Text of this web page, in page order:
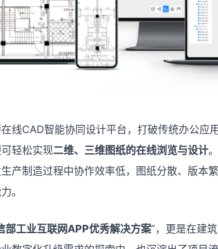
线CAD智能协同设计平台，打破传统办公应用
轻松实现二维、三维图纸的在线浏览与设计
产制造过程中协作效率低，图纸分散、版本
。
部工业互联网APP优秀解决方案”，更是在建